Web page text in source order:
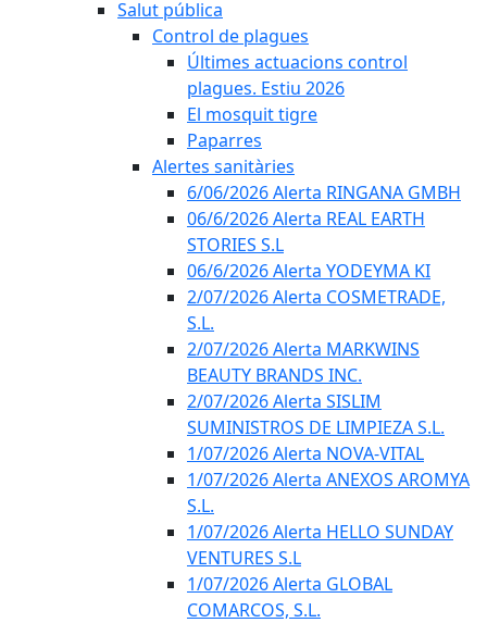
Salut pública
Control de plagues
Últimes actuacions control
plagues. Estiu 2026
El mosquit tigre
Paparres
Alertes sanitàries
6/06/2026 Alerta RINGANA GMBH
06/6/2026 Alerta REAL EARTH
STORIES S.L
06/6/2026 Alerta YODEYMA KI
2/07/2026 Alerta COSMETRADE,
S.L.
2/07/2026 Alerta MARKWINS
BEAUTY BRANDS INC.
2/07/2026 Alerta SISLIM
SUMINISTROS DE LIMPIEZA S.L.
1/07/2026 Alerta NOVA-VITAL
1/07/2026 Alerta ANEXOS AROMYA
S.L.
1/07/2026 Alerta HELLO SUNDAY
VENTURES S.L
1/07/2026 Alerta GLOBAL
COMARCOS, S.L.